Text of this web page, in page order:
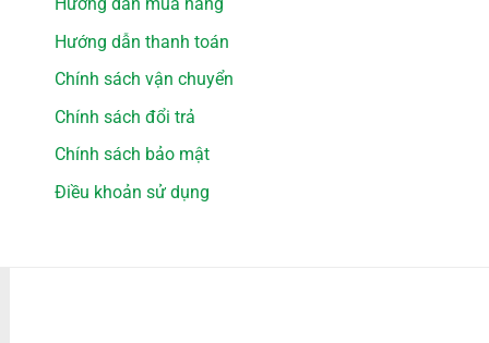
Hướng dẫn thanh toán
Chính sách vận chuyển
Chính sách đổi trả
Chính sách bảo mật
Điều khoản sử dụng